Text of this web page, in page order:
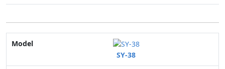
Model
口径
SY-38